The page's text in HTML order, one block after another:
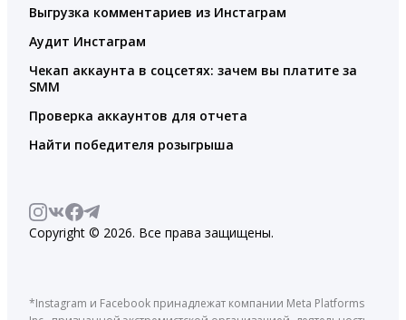
Выгрузка комментариев из Инстаграм
Аудит Инстаграм
Чекап аккаунта в соцсетях: зачем вы платите за
SMM
Проверка аккаунтов для отчета
Найти победителя розыгрыша
Copyright © 2026. Все права защищены.
*Instagram и Facebook принадлежат компании Meta Platforms